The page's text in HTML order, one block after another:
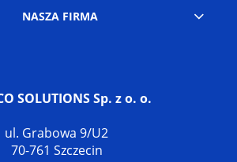
NASZA FIRMA
SOLUTIONS Sp. z o. o.
ul. Grabowa 9/U2
70-761 Szczecin